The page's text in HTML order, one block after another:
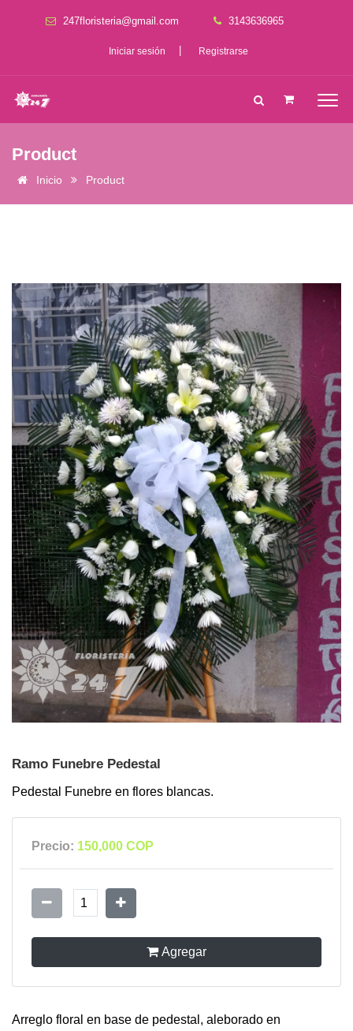
247floristeria@gmail.com 3143636965
Iniciar sesión Registrarse
Product
Inicio Product
Ramo Funebre Pedestal
Pedestal Funebre en flores blancas.
Precio: 150,000 COP
1
Agregar
Arreglo floral en base de pedestal, aleborado en